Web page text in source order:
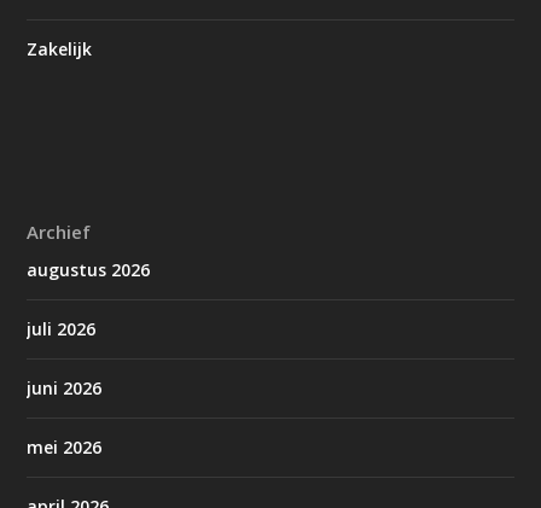
Zakelijk
Archief
augustus 2026
juli 2026
juni 2026
mei 2026